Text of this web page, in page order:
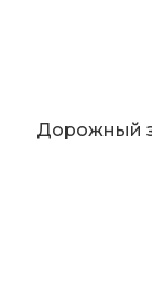
Дорожный